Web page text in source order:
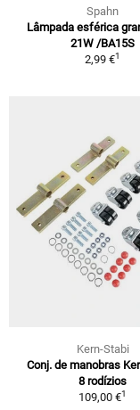
Spahn
Lâmpada esférica
21W /BA15S
2,99 €1
Kern-Stabi
Conj. de manobras
8 rodízios
109,00 €1